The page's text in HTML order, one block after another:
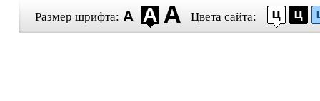
Размер шрифта: Цвета сайта: